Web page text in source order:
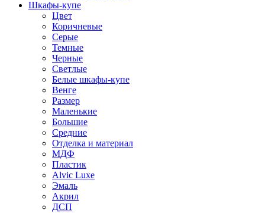
Шкафы-купе
Цвет
Коричневые
Серые
Темные
Черные
Светлые
Белые шкафы-купе
Венге
Размер
Маленькие
Большие
Средние
Отделка и материал
МДФ
Пластик
Alvic Luxe
Эмаль
Акрил
ДСП